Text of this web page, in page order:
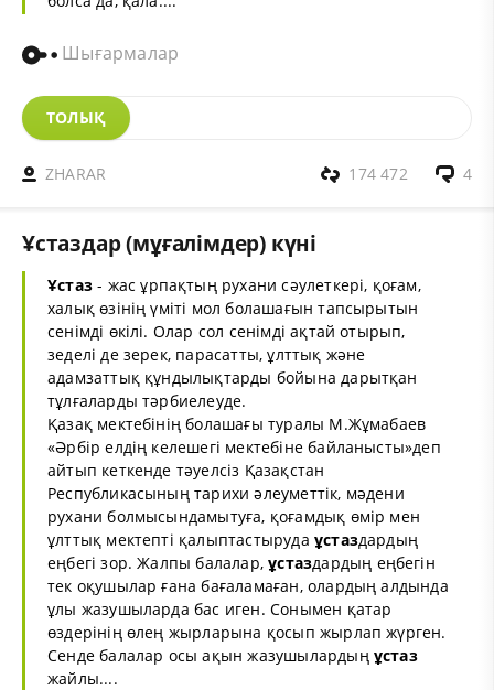
Шығармалар
ТОЛЫҚ
ZHARAR 4
174 472
Ұстаздар (мұғалімдер) күні
Ұстаз- жас ұрпақтың рухани сәулеткері, қоғам,
халық өзінің үміті мол болашағын тапсырытын
сенімді өкілі. Олар сол сенімді ақтай отырып,
зеделі де зерек, парасатты, ұлттық және
адамзаттық құндылықтарды бойына дарытқан
тұлғаларды тәрбиелеуде.
Қазақ мектебінің болашағы туралы М.Жұмабаев
«Әрбір елдің келешегі мектебіне байланысты»деп
айтып кеткенде тәуелсіз Қазақстан
Республикасының тарихи әлеуметтік, мәдени
рухани болмысындамытуға, қоғамдық өмір мен
ұлттық мектепті қалыптастыруда ұстаздардың
еңбегі зор. Жалпы балалар,ұстаздардың еңбегін
тек оқушылар ғана бағаламаған, олардың алдында
ұлы жазушыларда бас иген. Сонымен қатар
өздерінің өлең жырларына қосып жырлап жүрген.
Сенде балалар осы ақын жазушылардың ұстаз
жайлы....